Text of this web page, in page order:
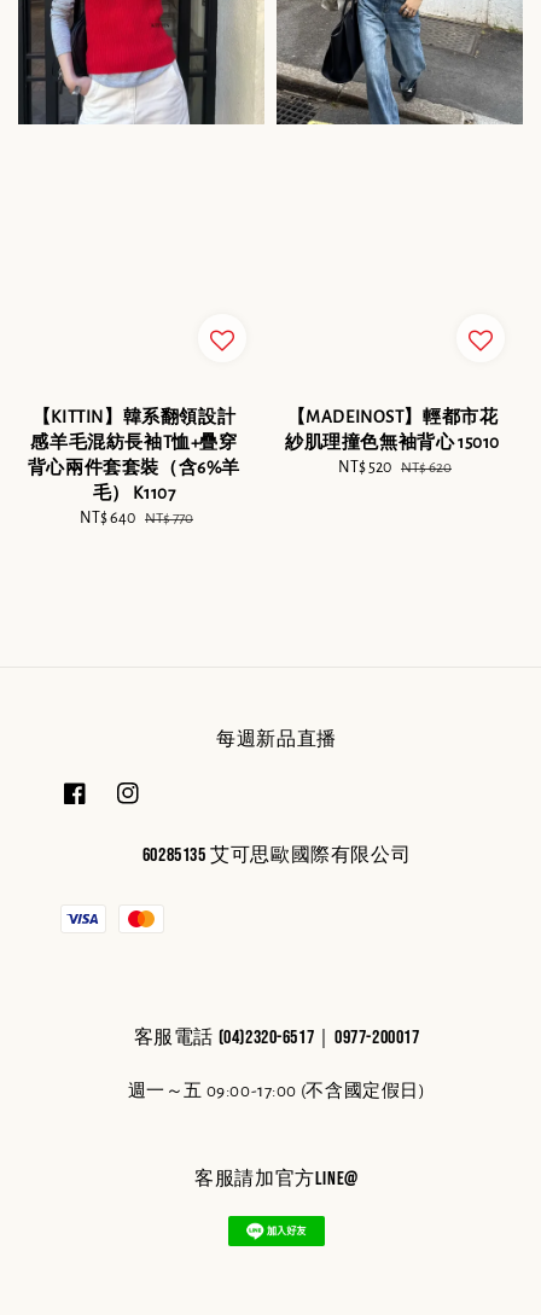
【KITTIN】韓系翻領設計
感羊毛混紡長袖T恤+疊穿
背心兩件套套裝（含6%羊
毛） K1107
Sale
NT$ 640 Regular
NT$ 770
【MADEINOST】輕都市花
紗肌理撞色無袖背心 15010
Sale
NT$ 520 Regular
NT$ 620
每週新品直播
60285135 艾可思歐國際有限公司
客服電話 (04)2320-6517｜0977-200017
週一～五 09:00-17:00 (不含國定假日)
客服請加官方line@